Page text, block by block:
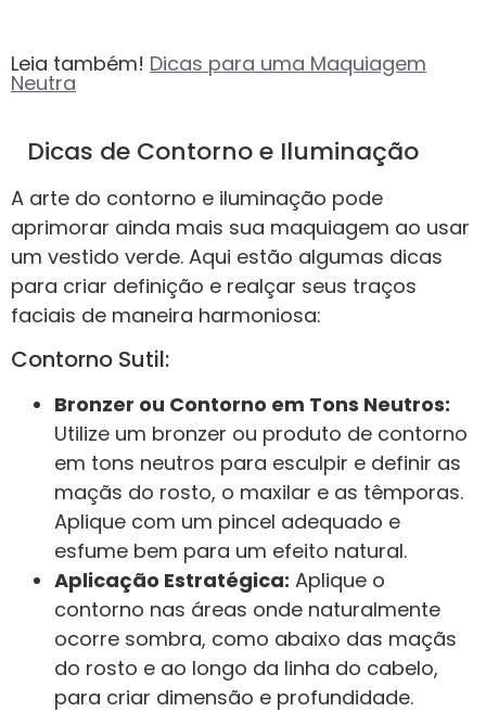
Leia também! Dicas para uma Maquiagem
Neutra
Dicas de Contorno e Iluminação
A arte do contorno e iluminação pode
aprimorar ainda mais sua maquiagem ao usar
um vestido verde. Aqui estão algumas dicas
para criar definição e realçar seus traços
faciais de maneira harmoniosa:
Contorno Sutil:
Bronzer ou Contorno em Tons Neutros:
Utilize um bronzer ou produto de contorno
em tons neutros para esculpir e definir as
maçãs do rosto, o maxilar e as têmporas.
Aplique com um pincel adequado e
esfume bem para um efeito natural.
Aplicação Estratégica: Aplique o
contorno nas áreas onde naturalmente
ocorre sombra, como abaixo das maçãs
do rosto e ao longo da linha do cabelo,
para criar dimensão e profundidade.